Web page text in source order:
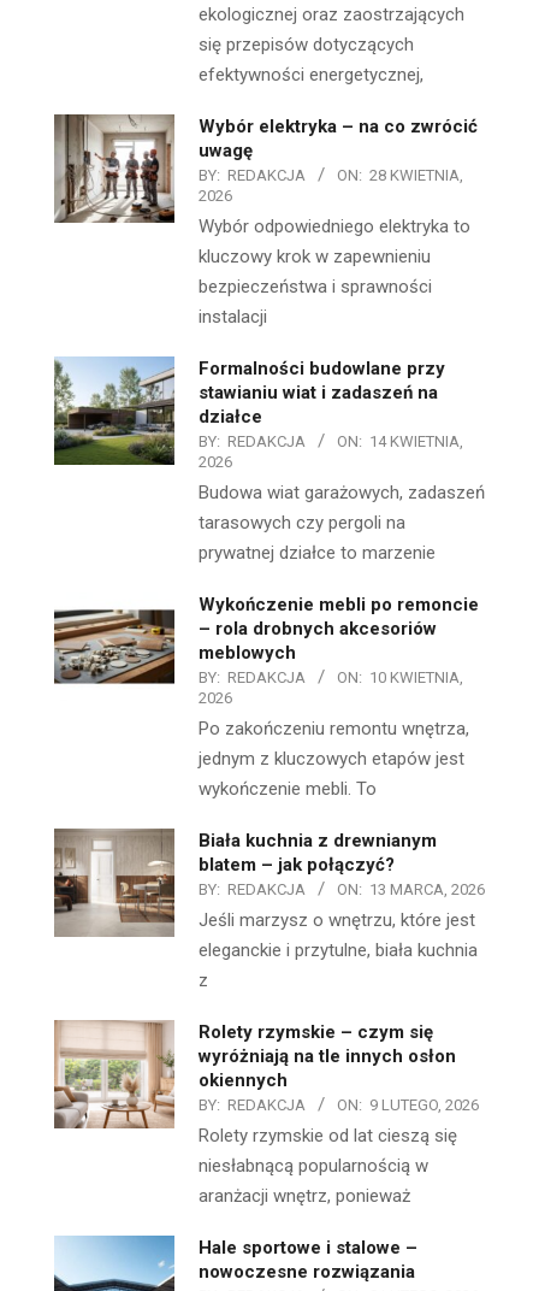
ekologicznej oraz zaostrzających
się przepisów dotyczących
efektywności energetycznej,
Wybór elektryka – na co zwrócić
uwagę
BY: REDAKCJA ON: 28 KWIETNIA,
2026
Wybór odpowiedniego elektryka to
kluczowy krok w zapewnieniu
bezpieczeństwa i sprawności
instalacji
Formalności budowlane przy
stawianiu wiat i zadaszeń na
działce
BY: REDAKCJA ON: 14 KWIETNIA,
2026
Budowa wiat garażowych, zadaszeń
tarasowych czy pergoli na
prywatnej działce to marzenie
Wykończenie mebli po remoncie
– rola drobnych akcesoriów
meblowych
BY: REDAKCJA ON: 10 KWIETNIA,
2026
Po zakończeniu remontu wnętrza,
jednym z kluczowych etapów jest
wykończenie mebli. To
Biała kuchnia z drewnianym
blatem – jak połączyć?
BY: REDAKCJA ON: 13 MARCA, 2026
Jeśli marzysz o wnętrzu, które jest
eleganckie i przytulne, biała kuchnia
z
Rolety rzymskie – czym się
wyróżniają na tle innych osłon
okiennych
BY: REDAKCJA ON: 9 LUTEGO, 2026
Rolety rzymskie od lat cieszą się
niesłabnącą popularnością w
aranżacji wnętrz, ponieważ
Hale sportowe i stalowe –
nowoczesne rozwiązania